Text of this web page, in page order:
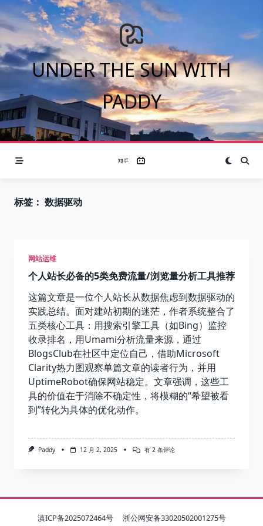
Skip
content
UNDER THE SUN WITH
PADDY
标签： 数据驱动
网站运维
个人站长必备的5类免费流量/浏览量分析工具推荐
这篇文章是一位个人站长从数据焦虑到数据驱动的
实践总结。面对建站初期的迷茫，作者系统整合了
五类核心工具：用搜索引擎工具（如Bing）监控
收录排名，用Umami分析流量来源，通过
BlogsClub在社区中定位自己，借助Microsoft
Clarity热力图观察单篇文章的读者行为，并用
UptimeRobot确保网站稳定。文章强调，这些工
具的价值在于消除不确定性，将模糊的“希望被看
到”转化为具体的优化动作。
Paddy 12 月 2, 2025
个
类
有 2 条评论
滇ICP备2025072464号 浙公网安备33020502001275号